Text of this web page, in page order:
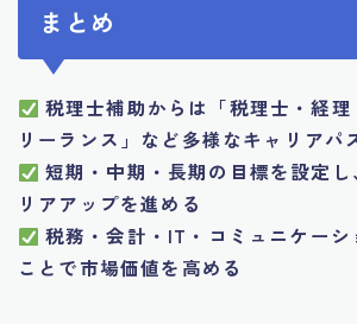
まとめ
税理士補助からは「税理士・経理
リーランス」など多様なキャリアパ
短期・中期・長期の目標を設定し
リアアップを進める
税務・会計・IT・コミュニケーシ
ことで市場価値を高める